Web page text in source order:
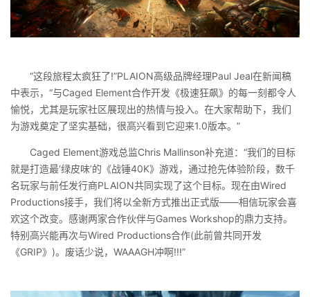
“这段旅程太疯狂了!”PLAION高级品牌经理Paul Jeal在新闻稿
中表示，“与Caged Element合作开发《极速狂飙》的每一刻都令人
愉悦，尤其是玩家社区展现出的热情与投入。在大家帮助下，我们
为游戏奠定了坚实基础，很高兴看到它迎来1.0版本。”
Caged Element游戏总监Chris Mallinson补充道：“我们的目标
就是打造最‘绿皮味’的《战锤40K》游戏，通过抢先体验阶段，数千
名玩家与前任发行商PLAION共同实现了这个目标。现在由Wired
Productions接手，我们将以全新方式推出正式版——相信玩家会喜
欢这个改变。感谢两家合作伙伴与Games Workshop的鼎力支持。
特别高兴能再次与Wired Productions合作(此前曾共同开发
《GRIP》)。废话少说，WAAAGH冲啊!!!”